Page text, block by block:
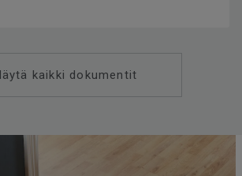
kaikki dokumentit